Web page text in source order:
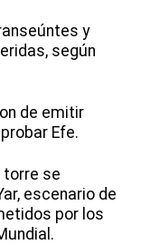
y
según
de emitir
Efe.
torre se
escenario de
por los